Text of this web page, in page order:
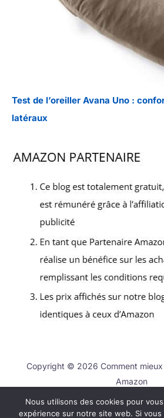
Test de l’oreiller Avana Uno :
latéraux
Copyright © 2026 Comment
Amazon
Contact
Nous utilisons des cookies pour
expérience sur notre site web. Si